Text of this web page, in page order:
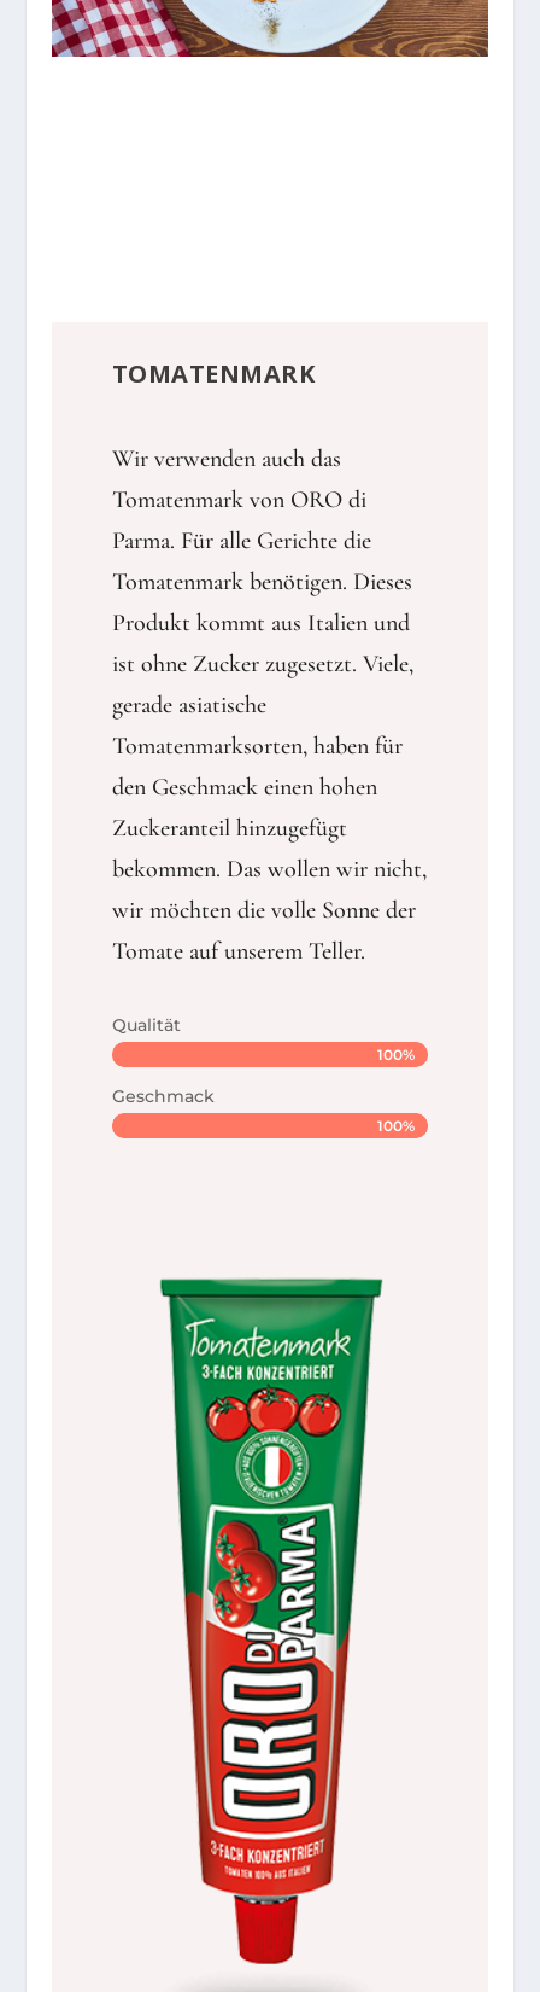
TOMATENMARK
Wir verwenden auch das
Tomatenmark von ORO di
Parma. Für alle Gerichte die
Tomatenmark benötigen. Dieses
Produkt kommt aus Italien und
ist ohne Zucker zugesetzt. Viele,
gerade asiatische
Tomatenmarksorten, haben für
den Geschmack einen hohen
Zuckeranteil hinzugefügt
bekommen. Das wollen wir nicht,
wir möchten die volle Sonne der
Tomate auf unserem Teller.
Qualität
100%
100%
Geschmack
100%
100%